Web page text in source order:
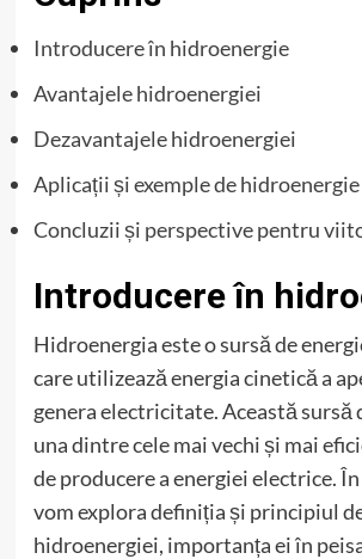
Introducere în hidroenergie
Avantajele hidroenergiei
Dezavantajele hidroenergiei
Aplicații și exemple de hidroenergie
Concluzii și perspective pentru
Introducere în
Hidroenergia este o sursă de
care utilizează energia cinetică a
genera electricitate. Această sursă
una dintre cele mai vechi și mai
de producere a energiei electrice.
vom explora definiția și principiul
hidroenergiei, importanța ei în